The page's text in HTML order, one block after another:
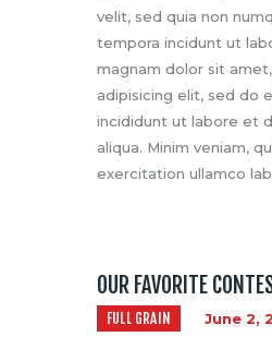
velit, sed quia non
tempora incidunt ut
magnam dolor sit
adipisicing elit, sed do
incididunt ut labore et
aliqua. Minim veniam,
exercitation ullamco
OUR FAVORITE
FULL GRAIN June 2,